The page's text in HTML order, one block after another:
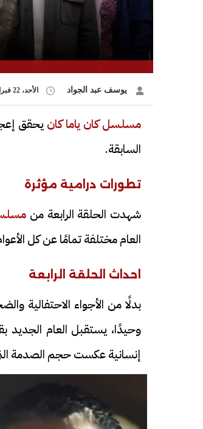
يوسف عبد الجواد الأحد، 22 فبراير 2026 11:06 ص
مسلسل كان ياما كان يحقق
السابقة.
تطورات درامية مؤثرة
شهدت الحلقة الرابعة من
العام مختلفة تمامًا عن كل
احداث الحلقة الرابعة
بدلًا من الأجواء الاحتفالية
وحيدًا، يستقبل العام الجديد
إنسانية عكست حجم الصدمة